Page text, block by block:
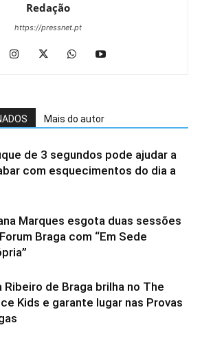
Redação
https://pressnet.pt
Mais do autor
de 3 segundos pode ajudar a
com esquecimentos do dia a
Marques esgota duas sessões
Braga com “Em Sede
Ribeiro de Braga brilha no The
Kids e garante lugar nas Provas